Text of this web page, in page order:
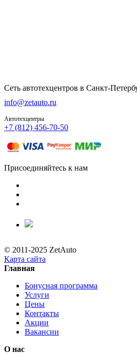
Сеть автотехцентров в Санкт-
info@zetauto.ru
Автотехцентры
+7 (812) 456-70-50
Присоединяйтесь к нам
© 2011-2025 ZetAuto
Карта сайта
Главная
Бонусная программа
Услуги
Цены
Контакты
Акции
Вакансии
О нас